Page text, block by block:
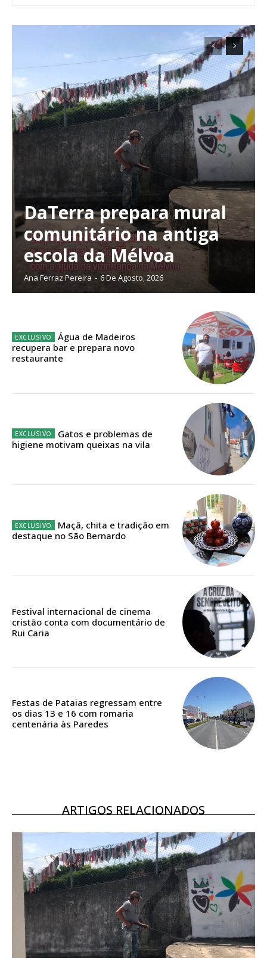
Planos de Assinatura
Faça-se assinante do Região de Cister e ajude-nos a manter este serviço
público!
Sendo assinante terá acesso a todos os conteúdos exclusivos e versões
digitais.
Escolha o plano de assinatura desejado:
ASSINATURA
IMPRESSA
32€
Edição em papel entregue à Quinta-feira em sua
Acesso aos conteúdos Exclusivos para
assinantes
Ofertas para assinatura anual
12 meses
Acesso aos conteúdos Exclusivos para
Ofertas para assinatura anual
DaTerra prepara mural
comunitário na antiga
escola da Mélvoa
Ana Ferraz Pereira - 6 De Agosto, 2026
Água de Madeiros
recupera bar e prepara novo
restaurante
Gatos e problemas de
higiene motivam queixas na vila
Maçã, chita e tradição em
destaque no São Bernardo
Festival internacional de cinema
cristão conta com documentário de
Rui Caria
Festas de Pataias regressam entre
os dias 13 e 16 com romaria
centenária às Paredes
ARTIGOS RELACIONADOS